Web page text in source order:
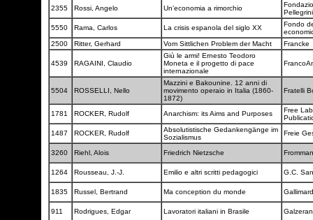
2355 Rossi, Angelo Un'economia a rimorchio
5550
Rama, Carlos La crisis espanola del siglo XX
Fondo
2500
Ritter, Gerhard Vom Sittlichen Problem der Macht Francke
4539 RAGAINI, Claudio
Giù le armi! Ernesto Teodoro
Moneta e il progetto di pace
internazionale
5504 ROSSELLI, Nello
Mazzini e Bakounine. 12 anni di
movimento operaio in Italia (1860-
1872)
Fratelli
1781 ROCKER, Rudolf Anarchism: its Aims and Purposes
Free
1487
ROCKER, Rudolf
Absolutistische Gedankengänge im
Sozialismus
Freie
3260 Riehl, Alois Friedrich Nietzsche
1264 Rousseau, J.-J. Emilio e altri scritti pedagogici G.C.
1835 Russel, Bertrand Ma conception du monde
911 Rodrigues, Edgar Lavoratori italiani in Brasile